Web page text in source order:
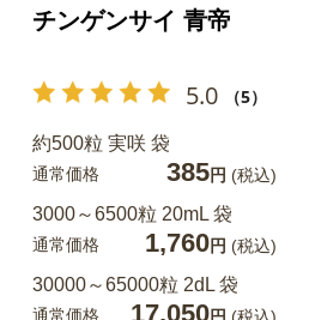
チンゲンサイ 青帝
5.0 （5）
約500粒 実咲 袋
通常価格 385円 (税込)
3000～6500粒 20mL 袋
通常価格 1,760円 (税込)
30000～65000粒 2dL 袋
通常価格 17,050